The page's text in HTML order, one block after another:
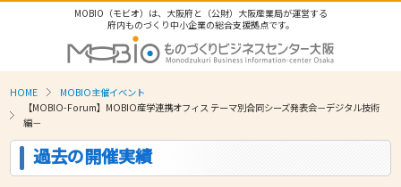
MOBIO（モビオ）は、大阪府と（公財）大阪産業局が運営する
府内ものづくり中小企業の総合支援拠点です。
HOME
MOBIO主催イベント
【MOBIO-Forum】MOBIO産学連携オフィス テーマ別合同シーズ発表会－デジタル技術
編－
過去の開催実績